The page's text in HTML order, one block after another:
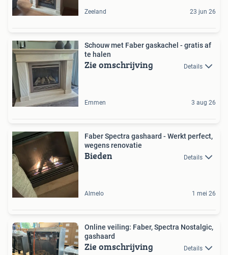
Zeeland 23 jun 26
Schouw met Faber gaskachel - gratis af
te halen
Zie omschrijving Details
Emmen 3 aug 26
Faber Spectra gashaard - Werkt perfect,
wegens renovatie
Bieden Details
Almelo 1 mei 26
Online veiling: Faber, Spectra Nostalgic,
gashaard
Zie omschrijving Details